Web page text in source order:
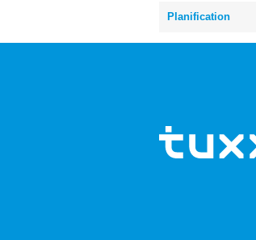
Planification